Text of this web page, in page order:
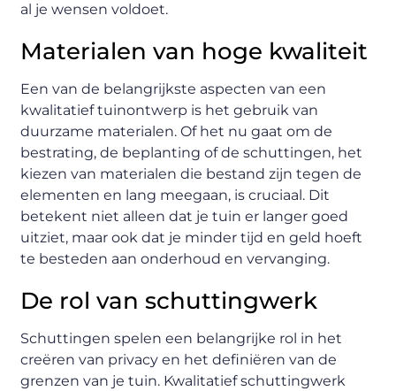
al je wensen voldoet.
Materialen van hoge kwaliteit
Een van de belangrijkste aspecten van een
kwalitatief tuinontwerp is het gebruik van
duurzame materialen. Of het nu gaat om de
bestrating, de beplanting of de schuttingen, het
kiezen van materialen die bestand zijn tegen de
elementen en lang meegaan, is cruciaal. Dit
betekent niet alleen dat je tuin er langer goed
uitziet, maar ook dat je minder tijd en geld hoeft
te besteden aan onderhoud en vervanging.
De rol van schuttingwerk
Schuttingen spelen een belangrijke rol in het
creëren van privacy en het definiëren van de
grenzen van je tuin. Kwalitatief schuttingwerk